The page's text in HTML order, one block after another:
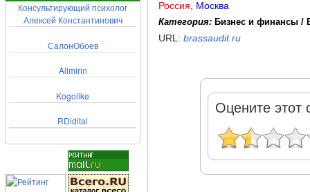
Консультирующий психолог
Алексей Константинович
СалонОбоев
Allmirin
Kogolike
RDidital
Россия
Москва
Категория: Бизнес и финансы /
URL: brassaudit.ru
Оцените этот